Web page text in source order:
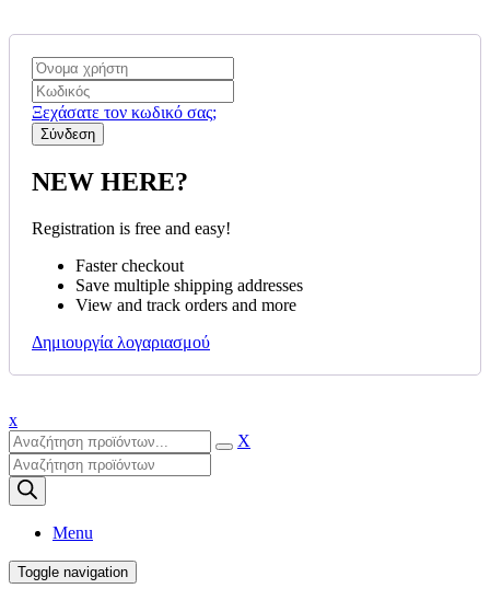
Ξεχάσατε τον κωδικό σας;
NEW HERE?
Registration is free and easy!
Faster checkout
Save multiple shipping addresses
View and track orders and more
Δημιουργία λογαριασμού
x
X
Products
search
Menu
Toggle navigation